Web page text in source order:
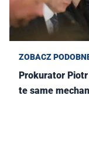
ZOBACZ
Prokurator
te same